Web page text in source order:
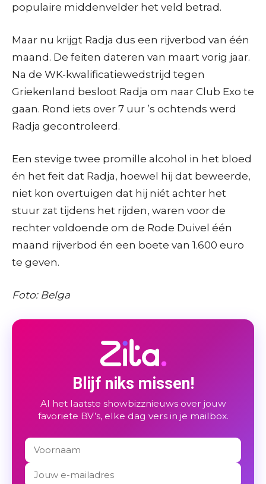
populaire middenvelder het veld betrad.
Maar nu krijgt Radja dus een rijverbod van één
maand. De feiten dateren van maart vorig jaar.
Na de WK-kwalificatiewedstrijd tegen
Griekenland besloot Radja om naar Club Exo te
gaan. Rond iets over 7 uur ’s ochtends werd
Radja gecontroleerd.
Een stevige twee promille alcohol in het bloed
én het feit dat Radja, hoewel hij dat beweerde,
niet kon overtuigen dat hij niét achter het
stuur zat tijdens het rijden, waren voor de
rechter voldoende om de Rode Duivel één
maand rijverbod én een boete van 1.600 euro
te geven.
Foto: Belga
Blijf niks missen!
Al het laatste showbizznieuws over jouw
favoriete BV’s, elke dag vers in je mailbox.